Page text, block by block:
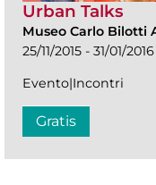
Urban Talks
Museo Carlo Bilotti
25/11/2015 - 31/01/2016
Evento|Incontri
Gratis